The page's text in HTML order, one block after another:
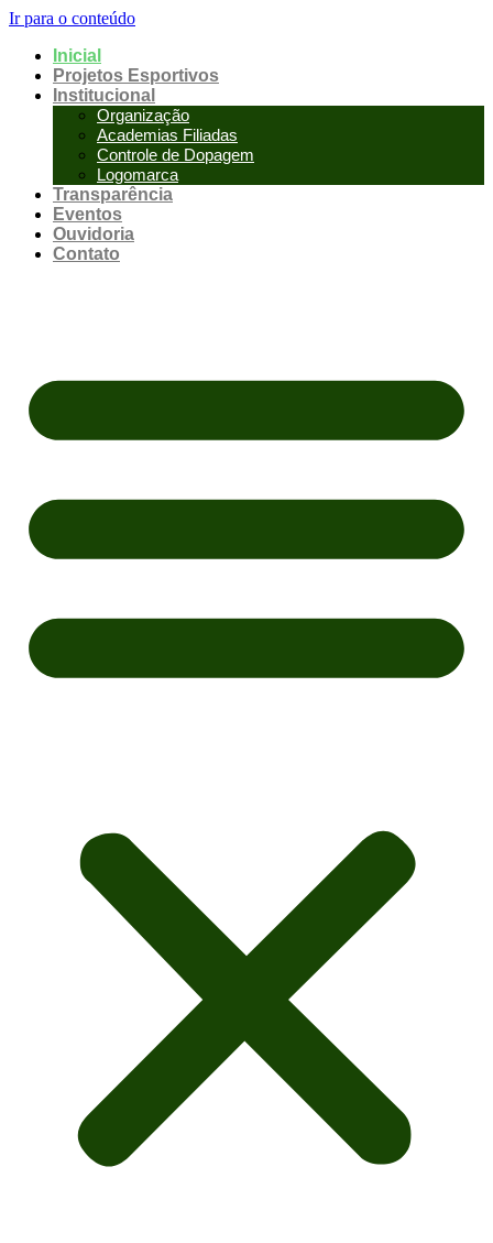
Ir para o conteúdo
Inicial
Projetos Esportivos
Institucional
Organização
Academias Filiadas
Controle de Dopagem
Logomarca
Transparência
Eventos
Ouvidoria
Contato